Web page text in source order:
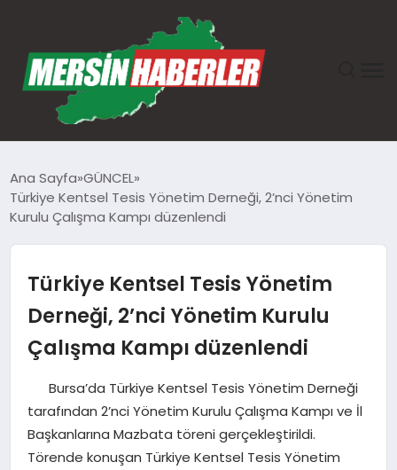
GÜNDEM
TEKNOLOJI
SPOR
YAŞAM
Ana Sayfa GÜNCEL
Türkiye Kentsel Tesis Yönetim Derneği, 2’nci Yönetim
Kurulu Çalışma Kampı düzenlendi
Türkiye Kentsel Tesis Yönetim
Derneği, 2’nci Yönetim Kurulu
Çalışma Kampı düzenlendi
Bursa’da Türkiye Kentsel Tesis Yönetim Derneği
tarafından 2’nci Yönetim Kurulu Çalışma Kampı ve İl
Başkanlarına Mazbata töreni gerçekleştirildi.
Törende konuşan Türkiye Kentsel Tesis Yönetim